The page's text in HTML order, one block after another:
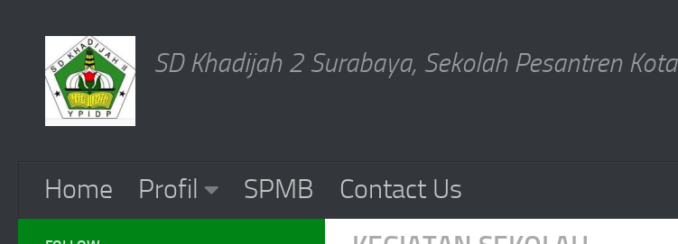
Skip to content
SD Khadijah 2 Surabaya, Sekolah Pesantren Kota
Home Profil SPMB
Contact Us